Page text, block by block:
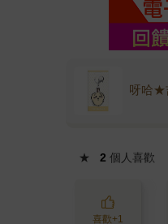
呀哈★
★ 2 個人喜歡
喜歡+1